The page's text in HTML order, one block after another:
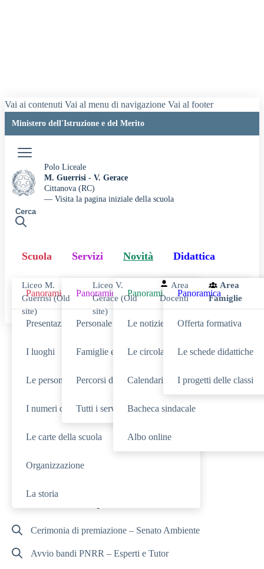
Vai ai contenuti Vai al menu di navigazione Vai al footer
Ministero dell'Istruzione e del Merito
Polo Liceale
M. Guerrisi - V. Gerace
Cittanova (RC)
— Visita la pagina iniziale della scuola
Cerca
Scuola
Panoramica
Presentazione
I luoghi
Le persone
I numeri della scuola
Le carte della scuola
Organizzazione
La storia
Servizi
Panoramica
Personale scolastico
Famiglie e studenti
Percorsi di studio
Tutti i servizi
Novità
Panoramica
Le notizie
Le circolari
Calendario eventi
Bacheca sindacale
Albo online
Didattica
Panoramica
Offerta formativa
Le schede didattiche
I progetti delle classi
Liceo M.
Guerrisi (Old
site)
Liceo V.
Gerace (Old
site)
Area
Docenti
Area
Famiglie
Cerca nella sezione SCUOLA
Cerca tra leNOVITÀ Cerca neiSERVIZI
Cerca inTUTTO IL SITO
Cerimonia di premiazione – Senato Ambiente
Avvio bandi PNRR – Esperti e Tutor